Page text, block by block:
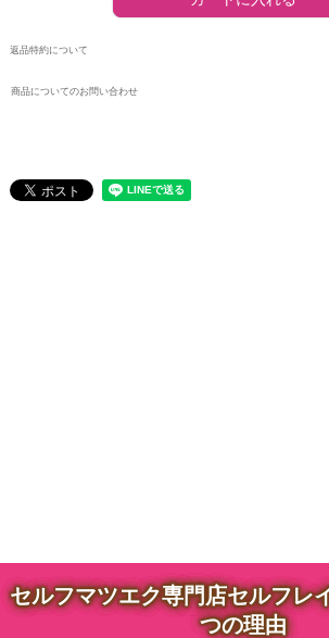
返品特約について
商品についてのお問い合わせ
セルフマツエク専門店セルフレ
つの理由